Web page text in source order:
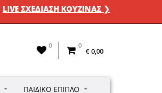
LIVE ΣΧΕΔΙΑΣΗ ΚΟΥΖΙΝΑΣ ❯
0 0
€ 0,00
ΠΑΙΔΙΚΌ ΈΠΙΠΛΟ